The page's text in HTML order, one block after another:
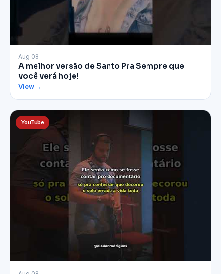
▶
Aug 08
A melhor versão de Santo Pra Sempre que
você verá hoje!
View →
YouTube